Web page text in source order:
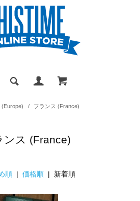
(Europe) / フランス (France)
ンス (France)
順 | 価格順 | 新着順